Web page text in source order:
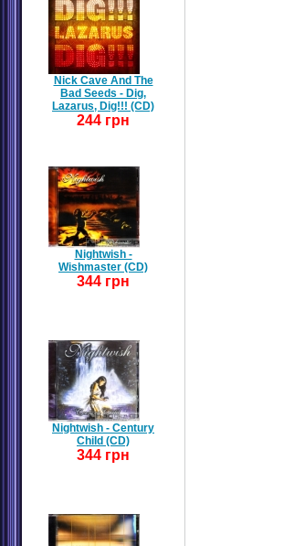
Nick Cave And The
Bad Seeds - Dig,
Lazarus, Dig!!! (CD)
244 грн
Nightwish -
Wishmaster (CD)
344 грн
Nightwish - Century
Child (CD)
344 грн